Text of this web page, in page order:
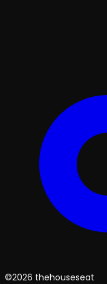
©2026 thehouseseat